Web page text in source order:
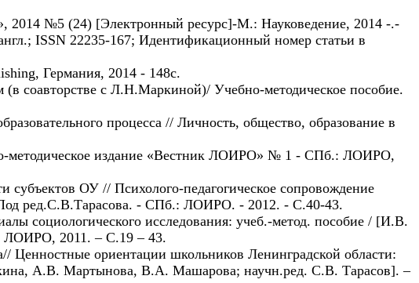
2014 №5 (24) [Электронный ресурс]-М.: Науковедение, 2014 -.-
ISSN 22235-167; Идентификационный номер статьи в
Германия, 2014 - 148с.
(в соавторстве с Л.Н.Маркиной)/ Учебно-методическое пособие.
процесса // Личность, общество, образование в
методическое издание «Вестник ЛОИРО» № 1 - СПб.: ЛОИРО,
субъектов ОУ // Психолого-педагогическое сопровождение
Под ред.С.В.Тарасова. - СПб.: ЛОИРО. - 2012. - С.40-43.
социологического исследования: учеб.-метод. пособие / [И.В.
2011. – С.19 – 43.
Ценностные ориентации школьников Ленинградской области:
А.В. Мартынова, В.А. Машарова; научн.ред. С.В. Тарасов]. –